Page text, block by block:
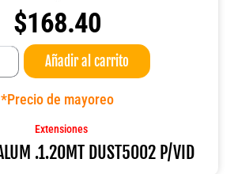
$168.40
Añadir al carrito
*Precio de mayoreo
Extensiones
.1.20MT DUST5002 P/VID